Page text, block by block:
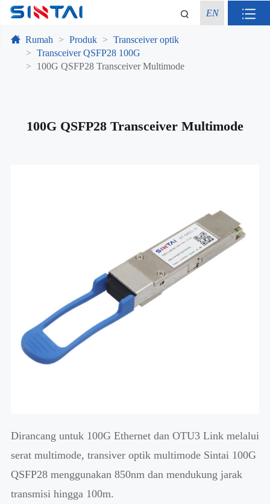
EN
Rumah Produk
Transceiver optik
Transceiver QSFP28 100G
100G QSFP28 Transceiver Multimode
100G QSFP28 Transceiver Multimode
Dirancang untuk 100G Ethernet dan OTU3 Link melalui
serat multimode, transiver optik multimode Sintai 100G
QSFP28 menggunakan 850nm dan mendukung jarak
transmisi hingga 100m.